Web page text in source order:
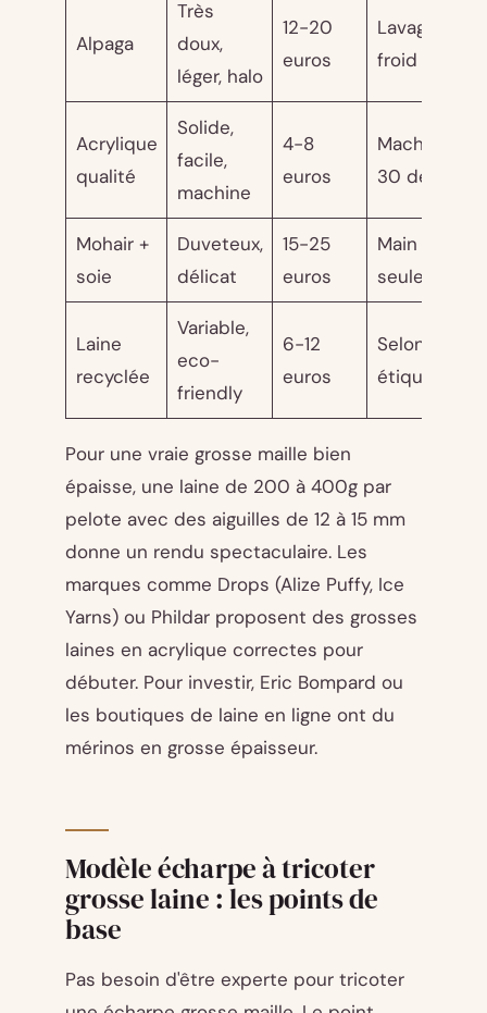
Alpaga
Très
doux,
léger, halo
12-20
euros
Lavage à
froid main
Acrylique
qualité
Solide,
facile,
machine
4-8
euros
Machine
30 degrés
Mohair +
soie
Duveteux,
délicat
15-25
euros
Main
seulement
Laine
recyclée
Variable,
eco-
friendly
6-12
euros
Selon
étiquette
Pour une vraie grosse maille bien
épaisse, une laine de 200 à 400g par
pelote avec des aiguilles de 12 à 15 mm
donne un rendu spectaculaire. Les
marques comme Drops (Alize Puffy, Ice
Yarns) ou Phildar proposent des grosses
laines en acrylique correctes pour
débuter. Pour investir, Eric Bompard ou
les boutiques de laine en ligne ont du
mérinos en grosse épaisseur.
Modèle écharpe à tricoter
grosse laine : les points de
base
Pas besoin d'être experte pour tricoter